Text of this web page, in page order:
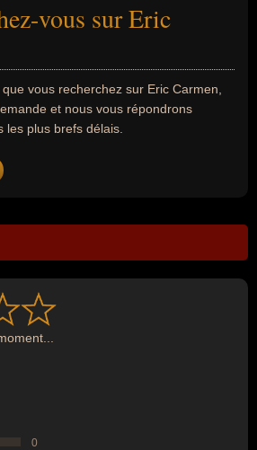
vous sur Eric
vous recherchez sur Eric Carmen,
et nous vous répondrons
les plus brefs délais.
0